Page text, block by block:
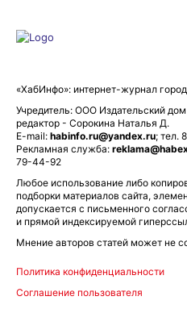
«ХабИнфо»: интернет-журнал
Учредитель: ООО Издательский
редактор - Сорокина Наталья Д.
E-mail: habinfo.ru@yandex.ru; тел.
Рекламная служба:
79-44-92
Любое использование либо
подборки материалов сайта,
допускается с письменного
и прямой индексируемой
Мнение авторов статей может не
Политика конфиденциальности
Соглашение пользователя